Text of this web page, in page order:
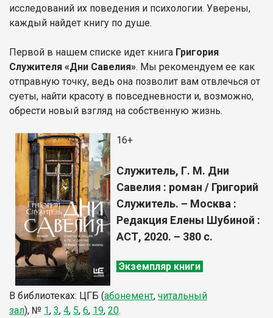
исследований их поведения и психологии. Уверены,
каждый найдет книгу по душе.
Первой в нашем списке идет книга Григория
Служителя «Дни Савелия». Мы рекомендуем ее как
отправную точку, ведь она позволит вам отвлечься от
суеты, найти красоту в повседневности и, возможно,
обрести новый взгляд на собственную жизнь.
16+
Служитель, Г. М. Дни
Савелия : роман / Григорий
Служитель. – Москва :
Редакция Елены Шубиной :
АСТ, 2020. – 380 с.
Экземпляр книги
В библиотеках: ЦГБ (абонемент, читальный
зал), № 1, 3, 4, 5, 6, 19, 20.